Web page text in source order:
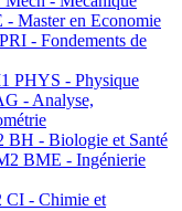
Master en Economie
- Fondements de
PHYS - Physique
- Analyse,
- Biologie et Santé
BME - Ingénierie
- Chimie et